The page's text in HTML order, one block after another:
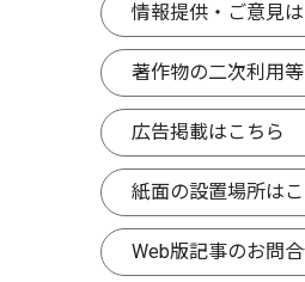
情報提供・ご意見
著作物の二次利用
広告掲載はこちら
紙面の設置場所は
Web版記事のお問